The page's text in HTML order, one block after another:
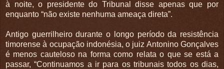
à noite, o presidente do Tribunal disse apenas que por
enquanto “não existe nenhuma ameaça direta”.
Antigo guerrilheiro durante o longo período da resistência
timorense à ocupação indonésia, o juiz Antonino Gonçalves
é menos cauteloso na forma como relata o que se está a
passar, “Continuamos a ir para os tribunais todos os dias,